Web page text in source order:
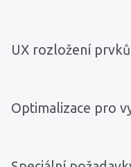
UX rozložení prvků
Optimalizace pro